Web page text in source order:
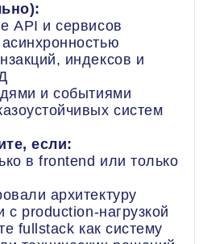
API и сервисов
индексов и
и событиями
систем
если:
в frontend или только
архитектуру
production-нагрузкой
fullstack как систему